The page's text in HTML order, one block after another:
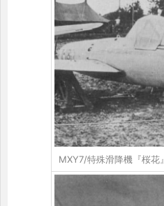
MXY7/特殊滑降機『桜花』